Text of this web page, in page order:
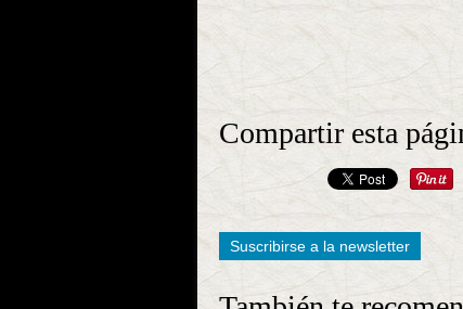
Compartir esta
Suscribirse a la newsletter